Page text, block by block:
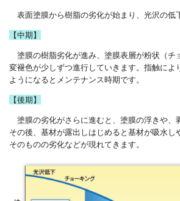
表面塗膜から樹脂の劣化が始まり、光沢の低
【中期】
塗膜の樹脂劣化が進み、塗膜表層が粉状（チ
変褪色が少しずつ進行していきます。指触によ
ようになるとメンテナンス時期です。
【後期】
塗膜の劣化がさらに進むと、塗膜の浮きや、
その後、基材が露出しはじめると基材が吸水し
そのものの劣化などが現れてきます。